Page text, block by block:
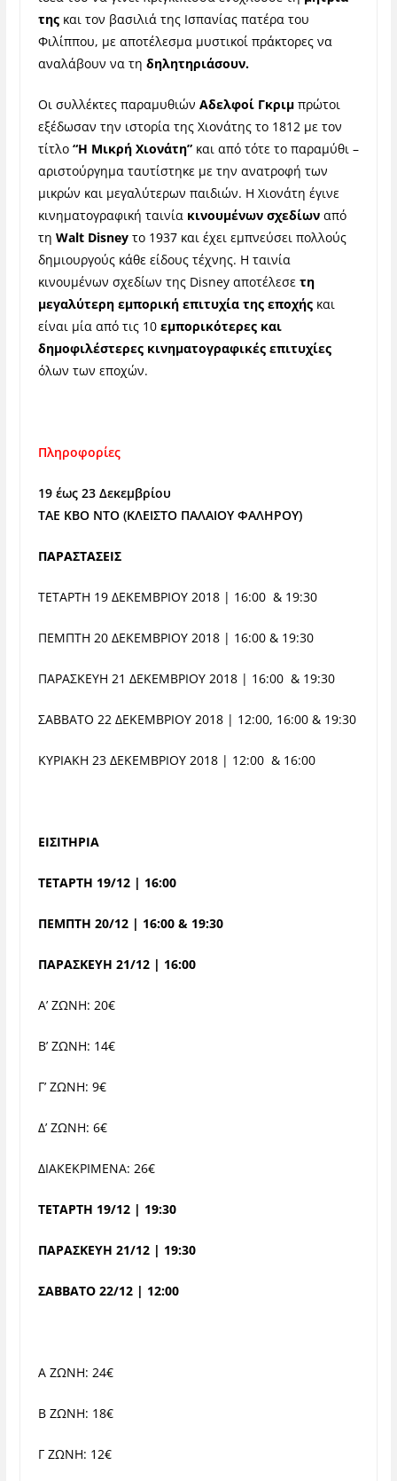
τηςκαι τον βασιλιά της Ισπανίας πατέρα του
Φιλίππου, με αποτέλεσμα μυστικοί πράκτορες να
αναλάβουν να τη δηλητηριάσουν.
Οι συλλέκτες παραμυθιών Αδελφοί Γκριμπρώτοι
εξέδωσαν την ιστορία της Χιονάτης το 1812 με τον
τίτλο “Η Μικρή Χιονάτη”και από τότε το παραμύθι –
αριστούργημα ταυτίστηκε με την ανατροφή των
μικρών και μεγαλύτερων παιδιών. Η Χιονάτη έγινε
κινηματογραφική ταινία κινουμένων σχεδίωναπό
τη Walt Disneyτο 1937 και έχει εμπνεύσει πολλούς
δημιουργούς κάθε είδους τέχνης. Η ταινία
κινουμένων σχεδίων της Disney αποτέλεσε τη
μεγαλύτερη εμπορική επιτυχία της εποχήςκαι
είναι μία από τις 10 εμπορικότερες και
δημοφιλέστερες κινηματογραφικές επιτυχίες
όλων των εποχών.
Πληροφορίες
19 έως 23 Δεκεμβρίου
ΤΑΕ ΚΒΟ ΝΤΟ (ΚΛΕΙΣΤΟ ΠΑΛΑΙΟΥ ΦΑΛΗΡΟΥ)
ΠΑΡΑΣΤΑΣΕΙΣ
ΤΕΤΑΡΤΗ 19 ΔΕΚΕΜΒΡΙΟΥ 2018 | 16:00 & 19:30
ΠΕΜΠΤΗ 20 ΔΕΚΕΜΒΡΙΟΥ 2018 | 16:00 & 19:30
ΠΑΡΑΣΚΕΥΗ 21 ΔΕΚΕΜΒΡΙΟΥ 2018 | 16:00 & 19:30
ΣΑΒΒΑΤΟ 22 ΔΕΚΕΜΒΡΙΟΥ 2018 | 12:00, 16:00 & 19:30
ΚΥΡΙΑΚΗ 23 ΔΕΚΕΜΒΡΙΟΥ 2018 | 12:00 & 16:00
ΕΙΣΙΤΗΡΙΑ
ΤΕΤΑΡΤΗ 19/12 | 16:00
ΠΕΜΠΤΗ 20/12 | 16:00 & 19:30
ΠΑΡΑΣΚΕΥΗ 21/12 | 16:00
Α’ ΖΩΝΗ: 20€
Β’ ΖΩΝΗ: 14€
Γ’ ΖΩΝΗ: 9€
Δ’ ΖΩΝΗ: 6€
ΔΙΑΚΕΚΡΙΜΕΝΑ: 26€
ΤΕΤΑΡΤΗ 19/12 | 19:30
ΠΑΡΑΣΚΕΥΗ 21/12 | 19:30
ΣΑΒΒΑΤΟ 22/12 | 12:00
Α ΖΩΝΗ: 24€
Β ΖΩΝΗ: 18€
Γ ΖΩΝΗ: 12€